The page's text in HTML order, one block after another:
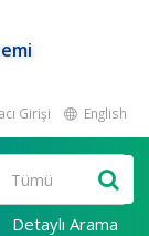
Girişi English
Detaylı Arama